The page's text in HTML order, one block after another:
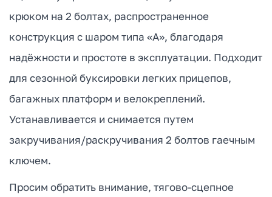
крюком на 2 болтах, распространенное
конструкция с шаром типа «А», благодаря
надёжности и простоте в эксплуатации. Подходит
для сезонной буксировки легких прицепов,
багажных платформ и велокреплений.
Устанавливается и снимается путем
закручивания/раскручивания 2 болтов гаечным
ключем.
Просим обратить внимание, тягово-сцепное